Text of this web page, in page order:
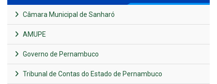
Câmara Municipal de Sanharó
AMUPE
Governo de Pernambuco
Tribunal de Contas do Estado de Pernambuco